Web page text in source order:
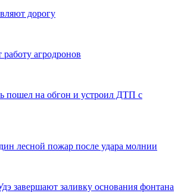
дорогу
агродронов
пошел на обгон и устроил ДТП с
лесной пожар после удара молнии
завершают заливку основания фонтана